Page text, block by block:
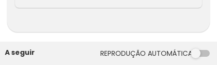
A seguir REPRODUÇÃO AUTOMÁTICA
05:19